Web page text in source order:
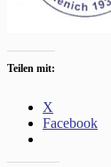
Teilen mit:
X
Facebook